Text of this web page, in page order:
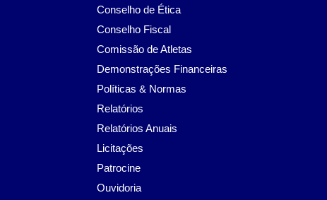
Conselho de Ética
Conselho Fiscal
Comissão de Atletas
Demonstrações Financeiras
Políticas & Normas
Relatórios
Relatórios Anuais
Licitações
Patrocine
Ouvidoria